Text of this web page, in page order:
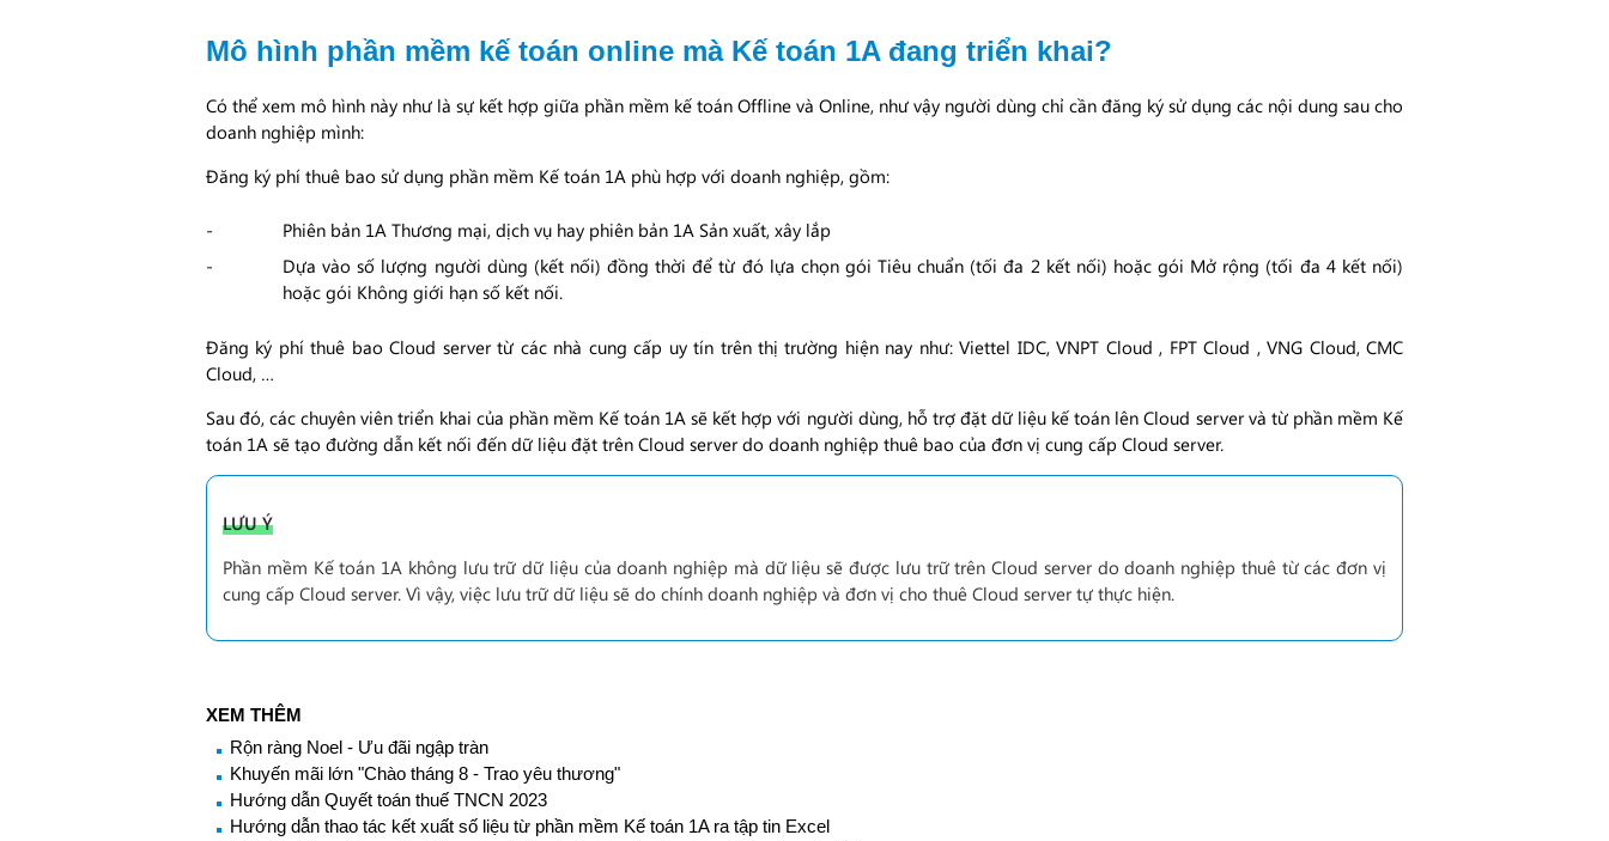
Mô hình phần mềm kế toán online mà Kế toán 1A đang triển khai?
Có thể xem mô hình này như là sự kết hợp giữa phần mềm kế toán Offline và Online, như vậy người dùng chỉ cần đăng ký sử dụng các nội dung sau cho
doanh nghiệp mình:
Đăng ký phí thuê bao sử dụng phần mềm Kế toán 1A phù hợp với doanh nghiệp, gồm:
Phiên bản 1A Thương mại, dịch vụ hay phiên bản 1A Sản xuất, xây lắp
Dựa vào số lượng người dùng (kết nối) đồng thời để từ đó lựa chọn gói Tiêu chuẩn (tối đa 2 kết nối) hoặc gói Mở rộng (tối đa 4 kết nối)
hoặc gói Không giới hạn số kết nối.
Đăng ký phí thuê bao Cloud server từ các nhà cung cấp uy tín trên thị trường hiện nay như: Viettel IDC, VNPT Cloud , FPT Cloud , VNG Cloud, CMC
Cloud, …
Sau đó, các chuyên viên triển khai của phần mềm Kế toán 1A sẽ kết hợp với người dùng, hỗ trợ đặt dữ liệu kế toán lên Cloud server và từ phần mềm Kế
toán 1A sẽ tạo đường dẫn kết nối đến dữ liệu đặt trên Cloud server do doanh nghiệp thuê bao của đơn vị cung cấp Cloud server.
LƯU Ý
Phần mềm Kế toán 1A không lưu trữ dữ liệu của doanh nghiệp mà dữ liệu sẽ được lưu trữ trên Cloud server do doanh nghiệp thuê từ các đơn vị
cung cấp Cloud server. Vì vậy, việc lưu trữ dữ liệu sẽ do chính doanh nghiệp và đơn vị cho thuê Cloud server tự thực hiện.
XEM THÊM
Rộn ràng Noel - Ưu đãi ngập tràn
Khuyến mãi lớn "Chào tháng 8 - Trao yêu thương"
Hướng dẫn Quyết toán thuế TNCN 2023
Hướng dẫn thao tác kết xuất số liệu từ phần mềm Kế toán 1A ra tập tin Excel